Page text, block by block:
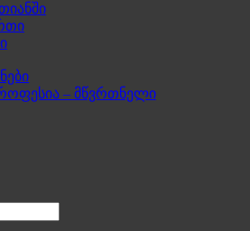
– მწვრთნელი